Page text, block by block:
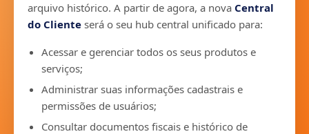
arquivo histórico. A partir de agora, a nova Central
do Cliente será o seu hub central unificado para:
Acessar e gerenciar todos os seus produtos e
serviços;
Administrar suas informações cadastrais e
permissões de usuários;
Consultar documentos fiscais e histórico de